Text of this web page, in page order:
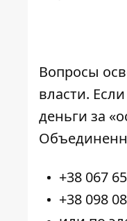
Вопросы
власти.
деньги за
+38 067
+38 098